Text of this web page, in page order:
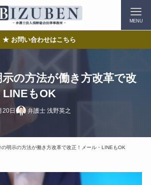
MENU
★ お問い合わせはこちら
の方法が働き方改革で改
LINEもOK
20日 弁護士 浅野英之
の明示の方法が働き方改革で改正！メール・LINEもOK